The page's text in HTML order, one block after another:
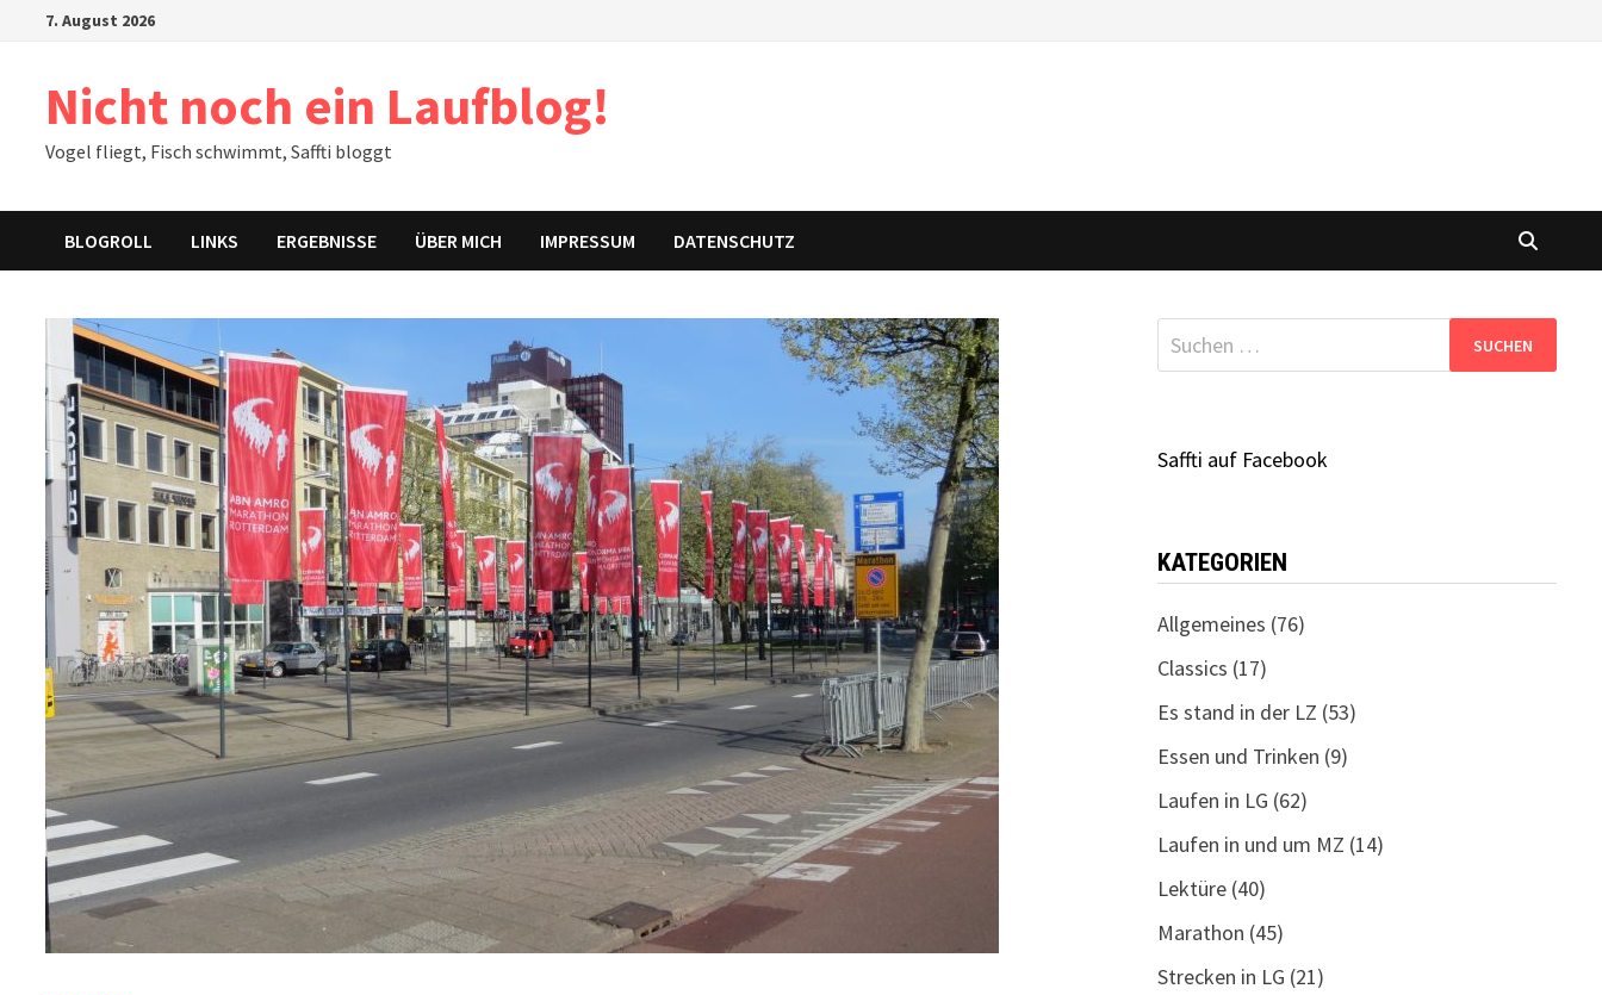
7. August 2026
Nicht noch ein Laufblog!
Vogel fliegt, Fisch schwimmt, Saffti bloggt
BLOGROLL LINKS ERGEBNISSE ÜBER MICH IMPRESSUM DATENSCHUTZ
Suchen
nach:
Saffti auf Facebook
KATEGORIEN
Allgemeines (76)
Classics (17)
Es stand in der LZ (53)
Essen und Trinken (9)
Laufen in LG (62)
Laufen in und um MZ (14)
Lektüre(40)
Marathon (45)
Strecken in LG (21)